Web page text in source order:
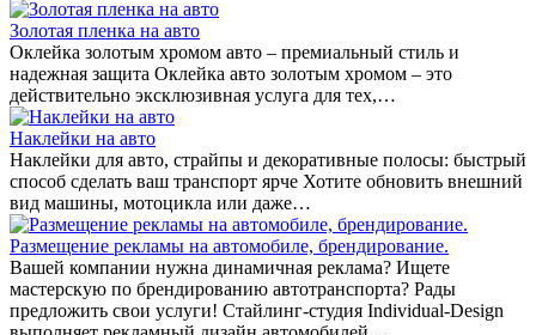
Золотая пленка на авто
Оклейка золотым хромом авто – премиальный стиль и
надежная защита Оклейка авто золотым хромом – это
действительно эксклюзивная услуга для тех,…
Наклейки на авто
Наклейки для авто, страйпы и декоративные полосы: быстрый
способ сделать ваш транспорт ярче Хотите обновить внешний
вид машины, мотоцикла или даже…
Размещение рекламы на автомобиле, брендирование.
Вашей компании нужна динамичная реклама? Ищете
мастерскую по брендированию автотранспорта? Рады
предложить свои услуги! Стайлинг-студия Individual-Design